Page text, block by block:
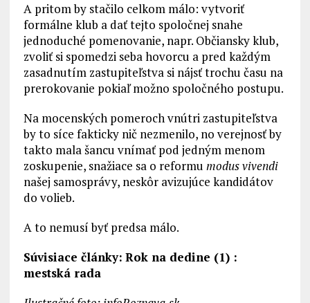
A pritom by stačilo celkom málo: vytvoriť
formálne klub a dať tejto spoločnej snahe
jednoduché pomenovanie, napr. Občiansky klub,
zvoliť si spomedzi seba hovorcu a pred každým
zasadnutím zastupiteľstva si nájsť trochu času na
prerokovanie pokiaľ možno spoločného postupu.
Na mocenských pomeroch vnútri zastupiteľstva
by to síce fakticky nič nezmenilo, no verejnosť by
takto mala šancu vnímať pod jedným menom
zoskupenie, snažiace sa o reformu modus vivendi
našej samosprávy, neskôr avizujúce kandidátov
do volieb.
A to nemusí byť predsa málo.
Súvisiace články: Rok na dedine (1) :
mestská rada